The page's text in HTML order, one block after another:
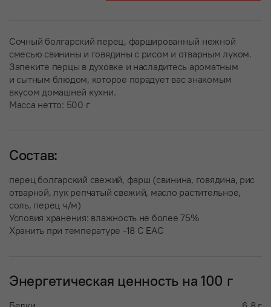
Сочный болгарский перец, фаршированный нежной
смесью свинины и говядины с рисом и отварным луком.
Запеките перцы в духовке и насладитесь ароматным
и сытным блюдом, которое порадует вас знакомым
вкусом домашней кухни.
Масса нетто: 500 г
Состав:
перец болгарский свежий, фарш (свинина, говядина, рис
отварной, лук репчатый свежий, масло растительное,
соль, перец ч/м)
Условия хранения: влажность не более 75%
Хранить при температуре -18 С ЕАС
Энергетическая ценность на 100 г